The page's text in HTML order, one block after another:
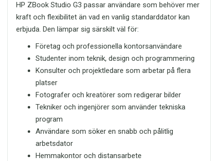
HP ZBook Studio G3 passar användare som behöver mer
kraft och flexibilitet än vad en vanlig standarddator kan
erbjuda. Den lämpar sig särskilt väl för:
Företag och professionella kontorsanvändare
Studenter inom teknik, design och programmering
Konsulter och projektledare som arbetar på flera
platser
Fotografer och kreatörer som redigerar bilder
Tekniker och ingenjörer som använder tekniska
program
Användare som söker en snabb och pålitlig
arbetsdator
Hemmakontor och distansarbete